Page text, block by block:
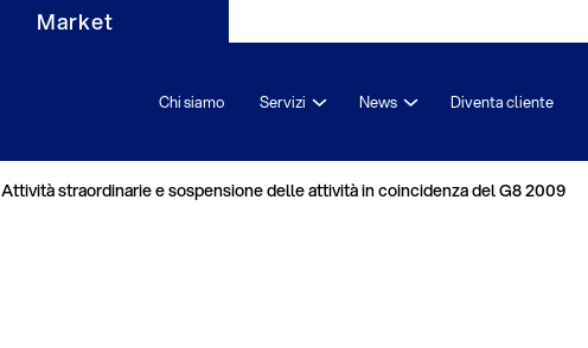
Market
Chi siamo Servizi News Diventa cliente
Attività straordinarie e sospensione delle attività in coincidenza del G8 2009